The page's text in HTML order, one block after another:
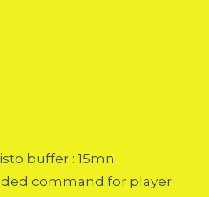
buffer : 15mn
command for player